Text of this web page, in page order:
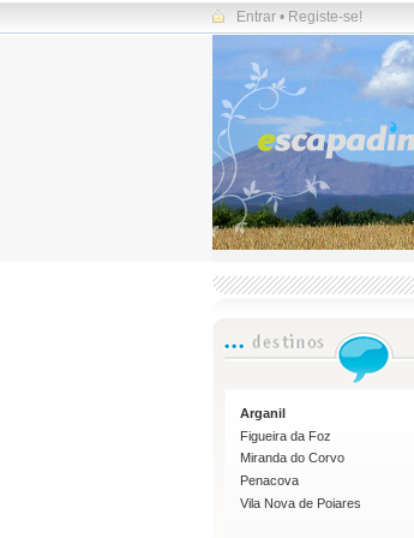
Entrar • Registe-se!
Arganil
Figueira da Foz
Miranda do Corvo
Penacova
Vila Nova de Poiares